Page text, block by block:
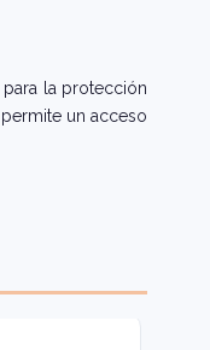
la protección
un acceso